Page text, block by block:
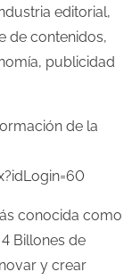
editorial,
de contenidos,
publicidad
de la
conocida como
Billones de
y crear